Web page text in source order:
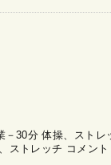
30分 体操、ストレ
ストレッチ コメント